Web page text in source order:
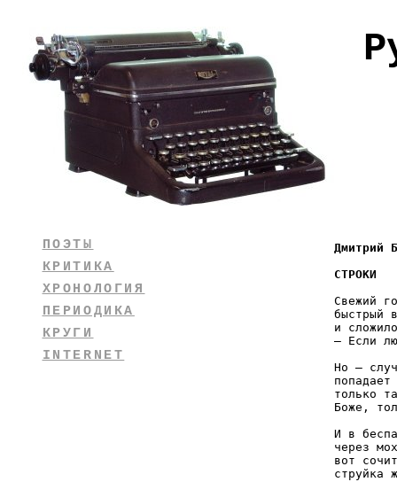
Свежий
быстрый
и
— Если
Но —
только
Боже,
И в
через
вот
струйка
ПОЭТЫ
КРИТИКА
ХРОНОЛОГИЯ
ПЕРИОДИКА
КРУГИ
INTERNET